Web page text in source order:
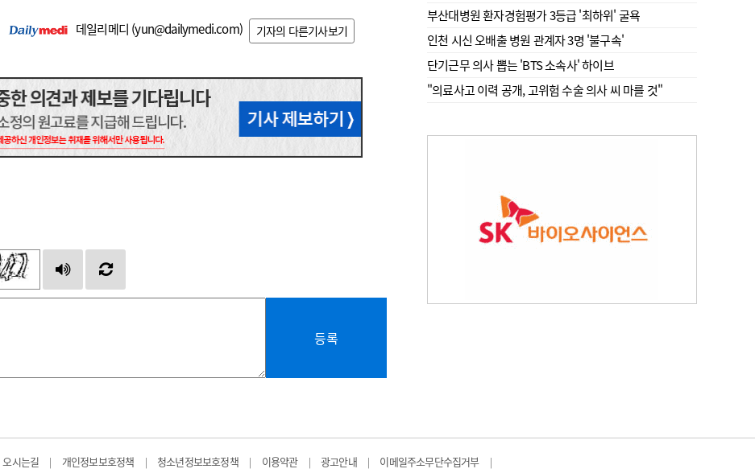
데일리메디 (yun@dailymedi.com) 기자의 다른기사보기
등록
부산대병원 환자경험평가 3등급 '최하위' 굴욕
인천 시신 오배출 병원 관계자 3명 '불구속'
단기근무 의사 뽑는 'BTS 소속사' 하이브
"의료사고 이력 공개, 고위험 수술 의사 씨 마를 것"
오시는길 | 개인정보보호정책 | 청소년정보보호정책 | 이용약관 | 광고안내 | 이메일주소무단수집거부 |